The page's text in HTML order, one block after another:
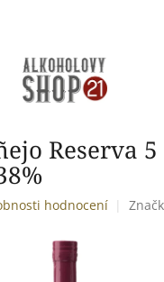
Reserva
hodnocení